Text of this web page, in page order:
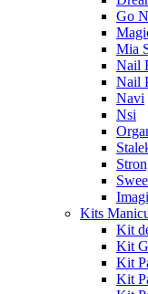
Go
Mia
Nail
Nail
Navi
Nsi
Imagi
Kits
Kit
Kit
Kit
Kit